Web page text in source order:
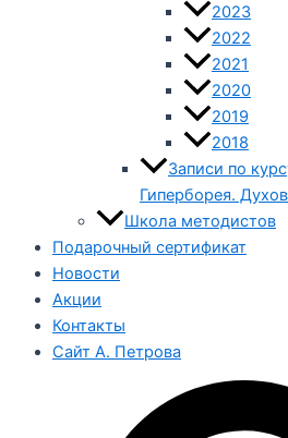
2023
2022
2021
2020
2019
2018
Записи по
Гиперборея.
Школа методистов
Подарочный сертификат
Новости
Акции
Контакты
Сайт А. Петрова